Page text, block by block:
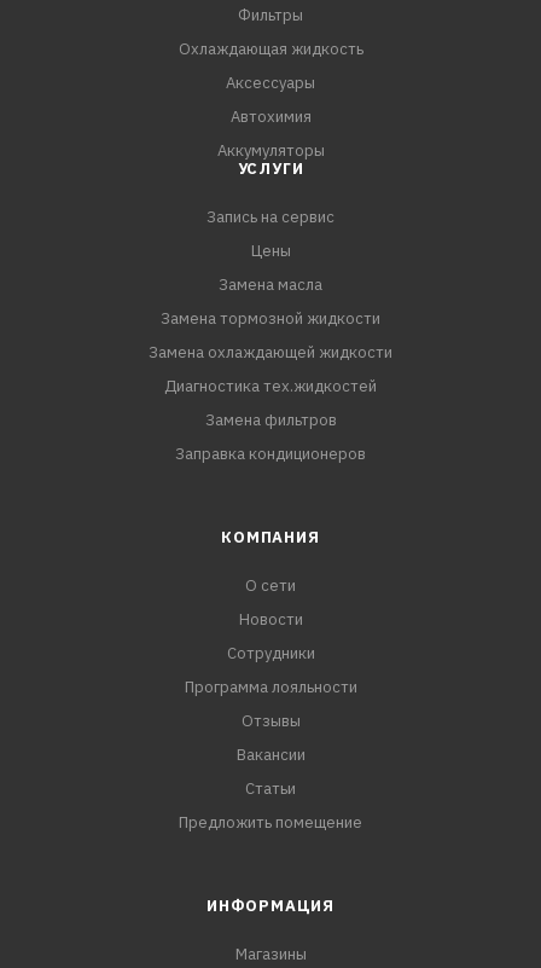
Фильтры
Охлаждающая жидкость
Аксессуары
Автохимия
Аккумуляторы
УСЛУГИ
Запись на сервис
Цены
Замена масла
Замена тормозной жидкости
Замена охлаждающей жидкости
Диагностика тех.жидкостей
Замена фильтров
Заправка кондиционеров
КОМПАНИЯ
О сети
Новости
Сотрудники
Программа лояльности
Отзывы
Вакансии
Статьи
Предложить помещение
ИНФОРМАЦИЯ
Магазины